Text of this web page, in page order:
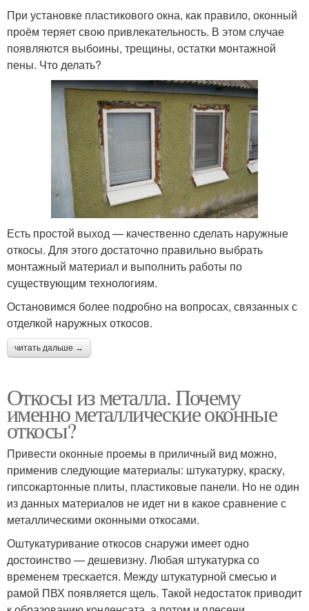
При установке пластикового окна, как правило, оконный
проём теряет свою привлекательность. В этом случае
появляются выбоины, трещины, остатки монтажной
пены. Что делать?
Есть простой выход — качественно сделать наружные
откосы. Для этого достаточно правильно выбрать
монтажный материал и выполнить работы по
существующим технологиям.
Остановимся более подробно на вопросах, связанных с
отделкой наружных откосов.
читать дальше →
Откосы из металла. Почему
именно металлические оконные
откосы?
Привести оконные проемы в приличный вид можно,
применив следующие материалы: штукатурку, краску,
гипсокартонные плиты, пластиковые панели. Но не один
из данных материалов не идет ни в какое сравнение с
металлическими оконными откосами.
Оштукатуривание откосов снаружи имеет одно
достоинство — дешевизну. Любая штукатурка со
временем трескается. Между штукатурной смесью и
рамой ПВХ появляется щель. Такой недостаток приводит